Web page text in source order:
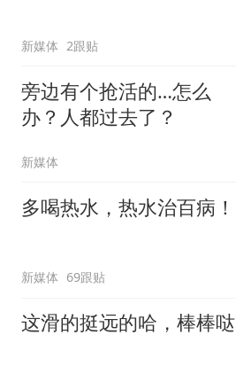
新媒体 2跟贴
旁边有个抢活的…怎么
办？人都过去了？
新媒体
多喝热水，热水治百病！
新媒体 69跟贴
这滑的挺远的哈，棒棒哒